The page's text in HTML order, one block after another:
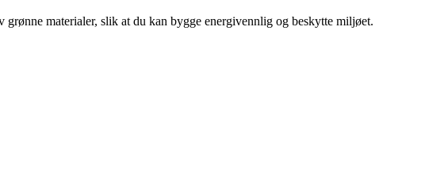
materialer, slik at du kan bygge energivennlig og beskytte miljøet.